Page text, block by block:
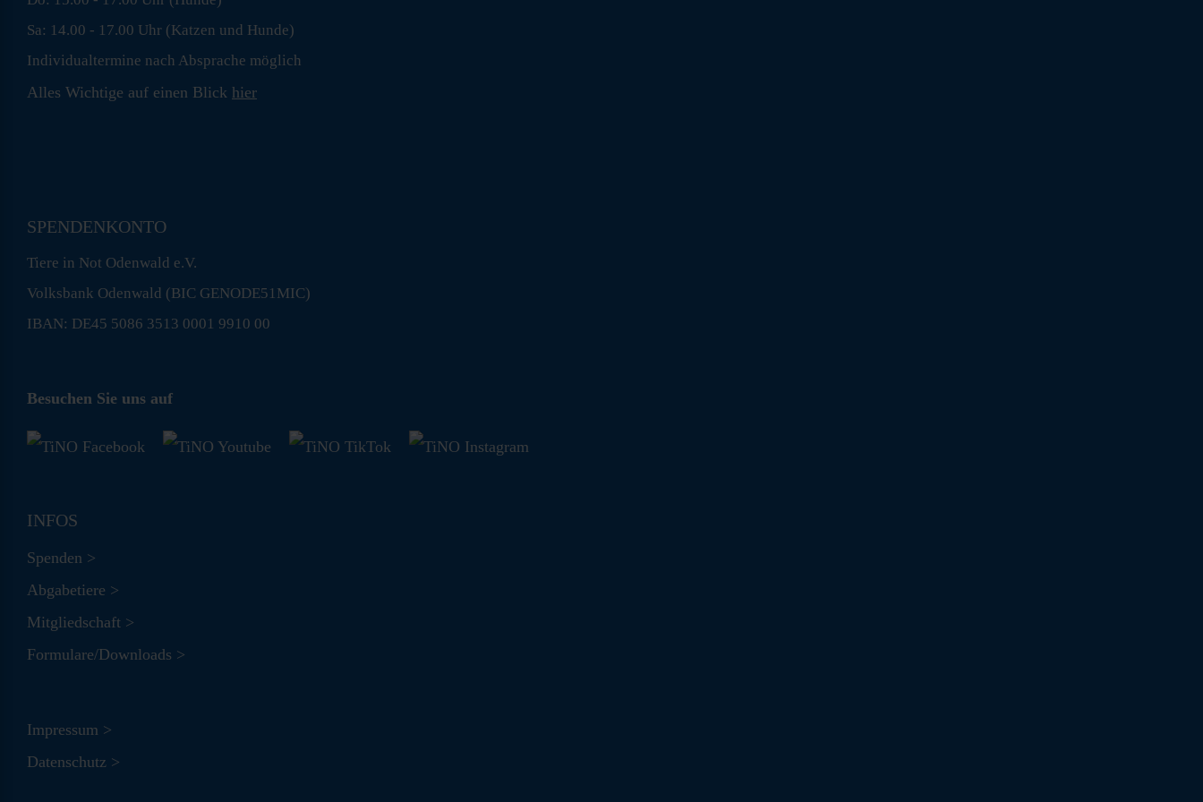
Sa: 14.00 - 17.00 Uhr (Katzen und Hunde)
Individualtermine nach Absprache möglich
Alles Wichtige auf einen Blick hier
SPENDENKONTO
Tiere in Not Odenwald e.V.
Volksbank Odenwald (BIC GENODE51MIC)
IBAN: DE45 5086 3513 0001 9910 00
Besuchen Sie uns auf
INFOS
Spenden >
Abgabetiere >
Mitgliedschaft >
Formulare/Downloads >
Impressum >
Datenschutz >